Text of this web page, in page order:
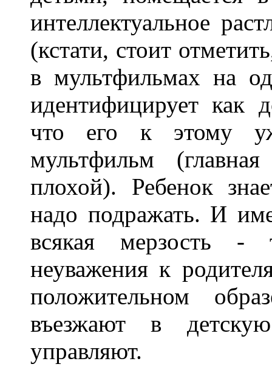
интеллектуальное
(кстати, стоит
в мультфильмах на
идентифицирует
что его к этому
мультфильм
плохой). Ребенок
надо подражать. И
всякая мерзость -
неуважения к
положительном
въезжают в
управляют.